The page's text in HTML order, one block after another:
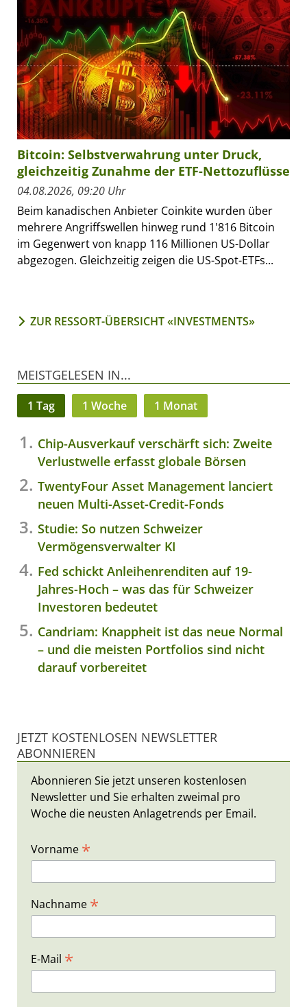
Bitcoin: Selbstverwahrung unter Druck,
gleichzeitig Zunahme der ETF-Nettozuflüsse
04.08.2026, 09:20 Uhr
Beim kanadischen Anbieter Coinkite wurden über
mehrere Angriffswellen hinweg rund 1'816 Bitcoin
im Gegenwert von knapp 116 Millionen US-Dollar
abgezogen. Gleichzeitig zeigen die US-Spot-ETFs...
ZUR RESSORT-ÜBERSICHT «INVESTMENTS»
MEISTGELESEN IN...
1 Tag 1 Woche 1 Monat
Chip-Ausverkauf verschärft sich: Zweite
Verlustwelle erfasst globale Börsen
TwentyFour Asset Management lanciert
neuen Multi-Asset-Credit-Fonds
Studie: So nutzen Schweizer
Vermögensverwalter KI
Fed schickt Anleihenrenditen auf 19-
Jahres-Hoch – was das für Schweizer
Investoren bedeutet
Candriam: Knappheit ist das neue Normal
– und die meisten Portfolios sind nicht
darauf vorbereitet
JETZT KOSTENLOSEN NEWSLETTER
ABONNIEREN
Abonnieren Sie jetzt unseren kostenlosen
Newsletter und Sie erhalten zweimal pro
Woche die neusten Anlagetrends per Email.
Vorname *
Nachname *
E-Mail *